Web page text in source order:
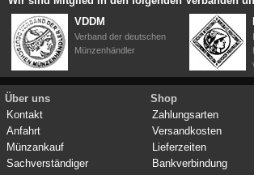
VDDM
Verband der deutschen
Münzenhändler
Über uns
Kontakt
Anfahrt
Münzankauf
Sachverständiger
Shop
Zahlungsarten
Versandkosten
Lieferzeiten
Bankverbindung